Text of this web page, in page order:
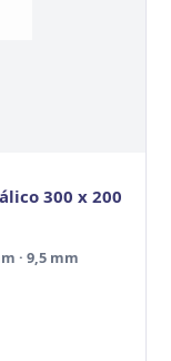
300 x 200
· 9,5 mm